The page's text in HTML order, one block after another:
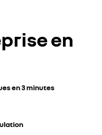
en
en 3 minutes